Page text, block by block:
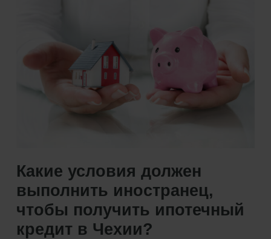
Какие условия должен
выполнить иностранец,
чтобы получить ипотечный
кредит в Чехии?